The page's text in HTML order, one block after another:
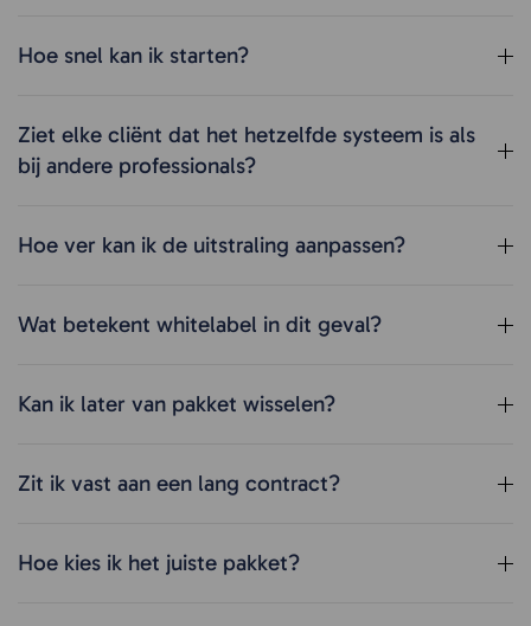
Hoe snel kan ik starten?
Ziet elke cliënt dat het hetzelfde systeem is als
bij andere professionals?
Hoe ver kan ik de uitstraling aanpassen?
Wat betekent whitelabel in dit geval?
Kan ik later van pakket wisselen?
Zit ik vast aan een lang contract?
Hoe kies ik het juiste pakket?